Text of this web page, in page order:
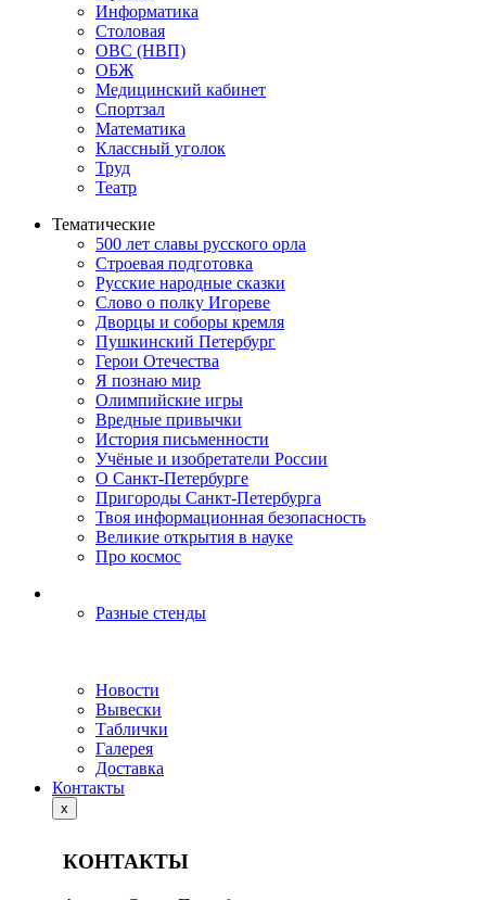
Информатика
Столовая
ОВС (НВП)
ОБЖ
Медицинский кабинет
Спортзал
Математика
Классный уголок
Труд
Театр
Тематические
500 лет славы русского орла
Строевая подготовка
Русские народные сказки
Слово о полку Игореве
Дворцы и соборы кремля
Пушкинский Петербург
Герои Отечества
Я познаю мир
Олимпийские игры
Вредные привычки
История письменности
Учёные и изобретатели России
О Санкт-Петербурге
Пригороды Санкт-Петербурга
Твоя информационная безопасность
Великие открытия в науке
Про космос
Разные стенды
Новости
Вывески
Таблички
Галерея
Доставка
Контакты
x
КОНТАКТЫ